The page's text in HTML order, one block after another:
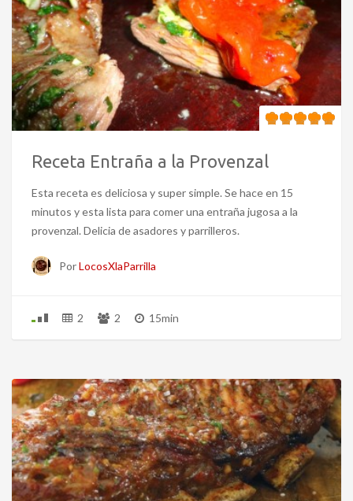
Receta Entraña a la Provenzal
Esta receta es deliciosa y super simple. Se hace en 15
minutos y esta lista para comer una entraña jugosa a la
provenzal. Delicia de asadores y parrilleros.
PorLocosXlaParrilla
2 2 15min